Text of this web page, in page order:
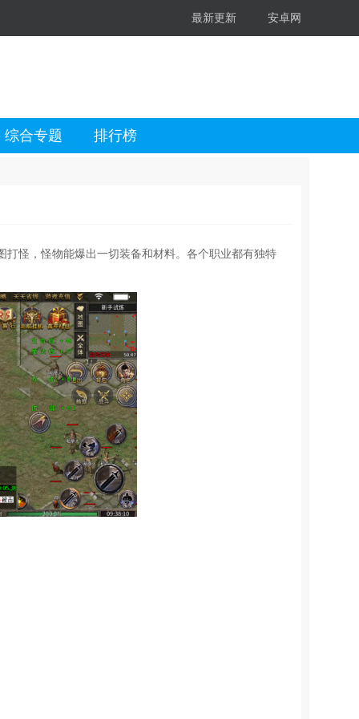
最新更新 安卓网
综合专题 排行榜
怪，怪物能爆出一切装备和材料。各个职业都有独特